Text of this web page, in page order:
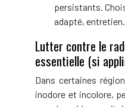
persistants.
adapté, entretien.
Lutter contre le
essentielle (si
Dans certaines
inodore et incolore,